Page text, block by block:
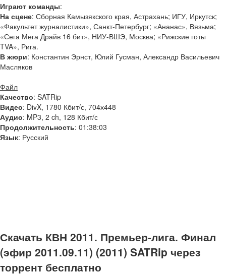
Играют команды:
На сцене: Сборная Камызякского края, Астрахань; ИГУ, Иркутск;
«Факультет журналистики», Санкт-Петербург; «Ананас», Вязьма;
«Сега Мега Драйв 16 бит», НИУ-ВШЭ, Москва; «Рижские готы
TVA», Рига.
В жюри: Константин Эрнст, Юлий Гусман, Александр Васильевич
Масляков
Файл
Качество: SATRip
Видео: DivX, 1780 Кбит/с, 704х448
Аудио: MP3, 2 ch, 128 Кбит/с
Продолжительность: 01:38:03
Язык: Русский
Скачать КВН 2011. Премьер-лига. Финал
(эфир 2011.09.11) (2011) SATRip через
торрент бесплатно